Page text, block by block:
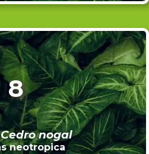
8
nogal
neotropica